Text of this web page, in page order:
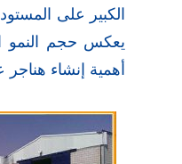
الكبير على
يعكس حجم النمو
أهمية إنشاء هناجر